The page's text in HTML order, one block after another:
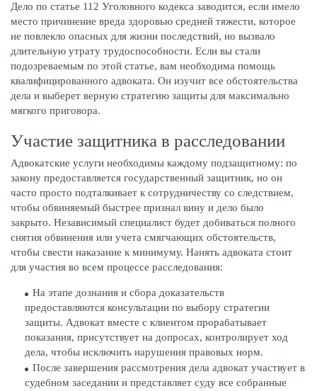
Дело по статье 112 Уголовного кодекса заводится, если имело
место причинение вреда здоровью средней тяжести, которое
не повлекло опасных для жизни последствий, но вызвало
длительную утрату трудоспособности. Если вы стали
подозреваемым по этой статье, вам необходима помощь
квалифицированного адвоката. Он изучит все обстоятельства
дела и выберет верную стратегию защиты для максимально
мягкого приговора.
Участие защитника в расследовании
Адвокатские услуги необходимы каждому подзащитному: по
закону предоставляется государственный защитник, но он
часто просто подталкивает к сотрудничеству со следствием,
чтобы обвиняемый быстрее признал вину и дело было
закрыто. Независимый специалист будет добиваться полного
снятия обвинения или учета смягчающих обстоятельств,
чтобы свести наказание к минимуму. Нанять адвоката стоит
для участия во всем процессе расследования:
На этапе дознания и сбора доказательств
предоставляются консультации по выбору стратегии
защиты. Адвокат вместе с клиентом прорабатывает
показания, присутствует на допросах, контролирует ход
дела, чтобы исключить нарушения правовых норм.
После завершения рассмотрения дела адвокат участвует в
судебном заседании и представляет суду все собранные